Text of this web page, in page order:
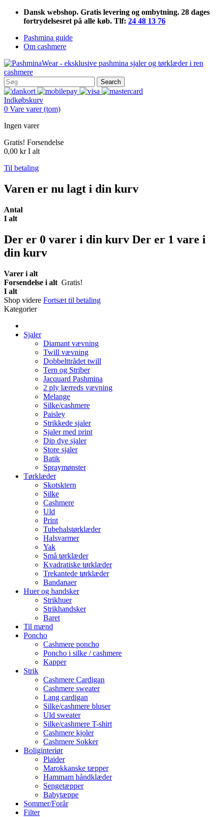
Dansk webshop. Gratis levering og ombytning. 28 dages
fortrydelsesret på alle køb. Tlf: 24 48 13 76
Pashmina guide
Om cashmere
Search
Indkøbskurv
0 Vare varer (tom)
Ingen varer
Gratis! Forsendelse
0,00 kr I alt
Til betaling
Varen er nu lagt i din kurv
Antal
I alt
Der er 0 varer i din kurv Der er 1 vare i
din kurv
Varer i alt
Forsendelse i alt Gratis!
I alt
Shop videre Fortsæt til betaling
Kategorier
Sjaler
Diamant vævning
Twill vævning
Dobbelttrådet twill
Tern og Striber
Jacquard Pashmina
2 ply lærreds vævning
Melange
Silke/cashmere
Paisley
Strikkede sjaler
Sjaler med print
Dip dye sjaler
Store sjaler
Batik
Spraymønster
Tørklæder
Skotsktern
Silke
Cashmere
Uld
Print
Tubehalstørklæder
Halsvarmer
Yak
Små tørklæder
Kvadratiske tørklæder
Trekantede tørklæder
Bandanaer
Huer og handsker
Strikhuer
Strikhandsker
Baret
Til mænd
Poncho
Cashmere poncho
Poncho i silke / cashmere
Kapper
Strik
Cashmere Cardigan
Cashmere sweater
Lang cardigan
Silke/cashmere bluser
Uld sweater
Silke/cashmere T-shirt
Cashmere kjoler
Cashmere Sokker
Boliginteriør
Plaider
Marokkanske tæpper
Hammam håndklæder
Sengetæpper
Babytæppe
Sommer/Forår
Filter